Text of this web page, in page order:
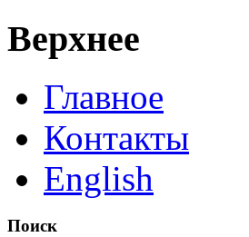
Верхнее
Главное
Контакты
English
Поиск